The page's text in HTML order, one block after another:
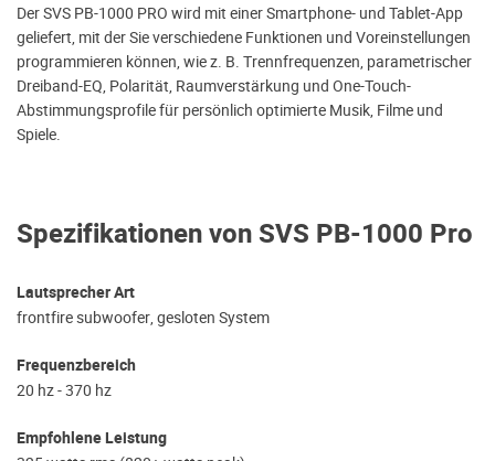
Spezifikationen von SVS PB-1000 Pro
Lautsprecher Art
frontfire subwoofer, gesloten System
Frequenzbereich
20 hz - 370 hz
Empfohlene Leistung
Der SVS PB-1000 PRO wird mit einer Smartphone- und Tablet-App
geliefert, mit der Sie verschiedene Funktionen und Voreinstellungen
programmieren können, wie z. B. Trennfrequenzen, parametrischer
Dreiband-EQ, Polarität, Raumverstärkung und One-Touch-
Abstimmungsprofile für persönlich optimierte Musik, Filme und
Spiele.